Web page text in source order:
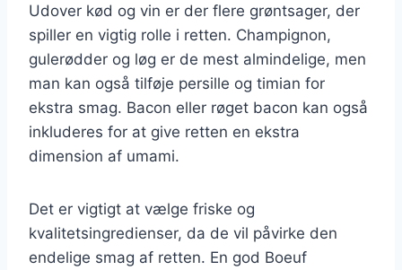
Udover kød og vin er der flere grøntsager, der
spiller en vigtig rolle i retten. Champignon,
gulerødder og løg er de mest almindelige, men
man kan også tilføje persille og timian for
ekstra smag. Bacon eller røget bacon kan også
inkluderes for at give retten en ekstra
dimension af umami.
Det er vigtigt at vælge friske og
kvalitetsingredienser, da de vil påvirke den
endelige smag af retten. En god Boeuf